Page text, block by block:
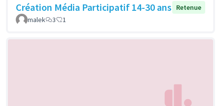
Création Média Participatif 14-30 ans
Retenue
malek
3 1